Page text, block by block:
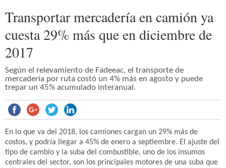
Transportar mercadería en camión ya
cuesta 29% más que en diciembre de
2017
Según el relevamiento de Fadeeac, el transporte de
mercadería por ruta costó un 4% más en agosto y puede
trepar un 45% acumulado interanual.
En lo que va del 2018, los camiones cargan un 29% más de
costos, y podría llegar a 45% de enero a septiembre. El ajuste del
tipo de cambio y la suba del combustible, uno de los insumos
centrales del sector, son los principales motores de una suba que